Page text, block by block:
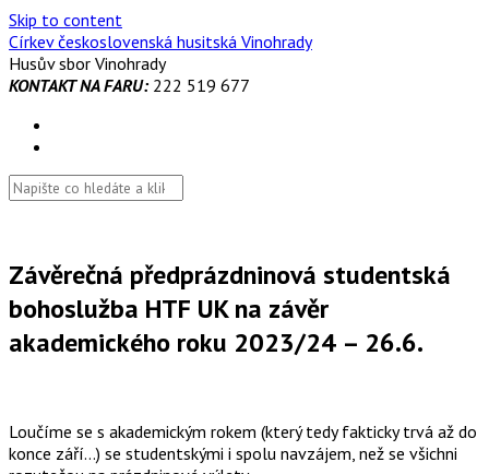
Skip to content
Církev československá husitská Vinohrady
Husův sbor Vinohrady
KONTAKT NA FARU:222 519 677
Závěrečná předprázdninová studentská
bohoslužba HTF UK na závěr
akademického roku 2023/24 – 26.6.
Loučíme se s akademickým rokem (který tedy fakticky trvá až do
konce září…) se studentskými i spolu navzájem, než se všichni